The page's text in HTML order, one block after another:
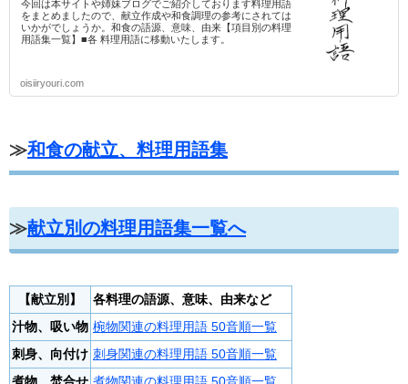
今回は本サイトや姉妹ブログでご紹介しております料理用語
をまとめましたので、献立作成や和食調理の参考にされては
いかがでしょうか。和食の語源、意味、由来【項目別の料理
用語集一覧】■各 料理用語に移動いたします。
oisiiryouri.com
≫和食の献立、料理用語集
≫献立別の料理用語集一覧へ
【献立別】
各料理の語源、意味、由来など
汁物、吸い物 椀物関連の料理用語 50音順一覧
刺身、向付け 刺身関連の料理用語 50音順一覧